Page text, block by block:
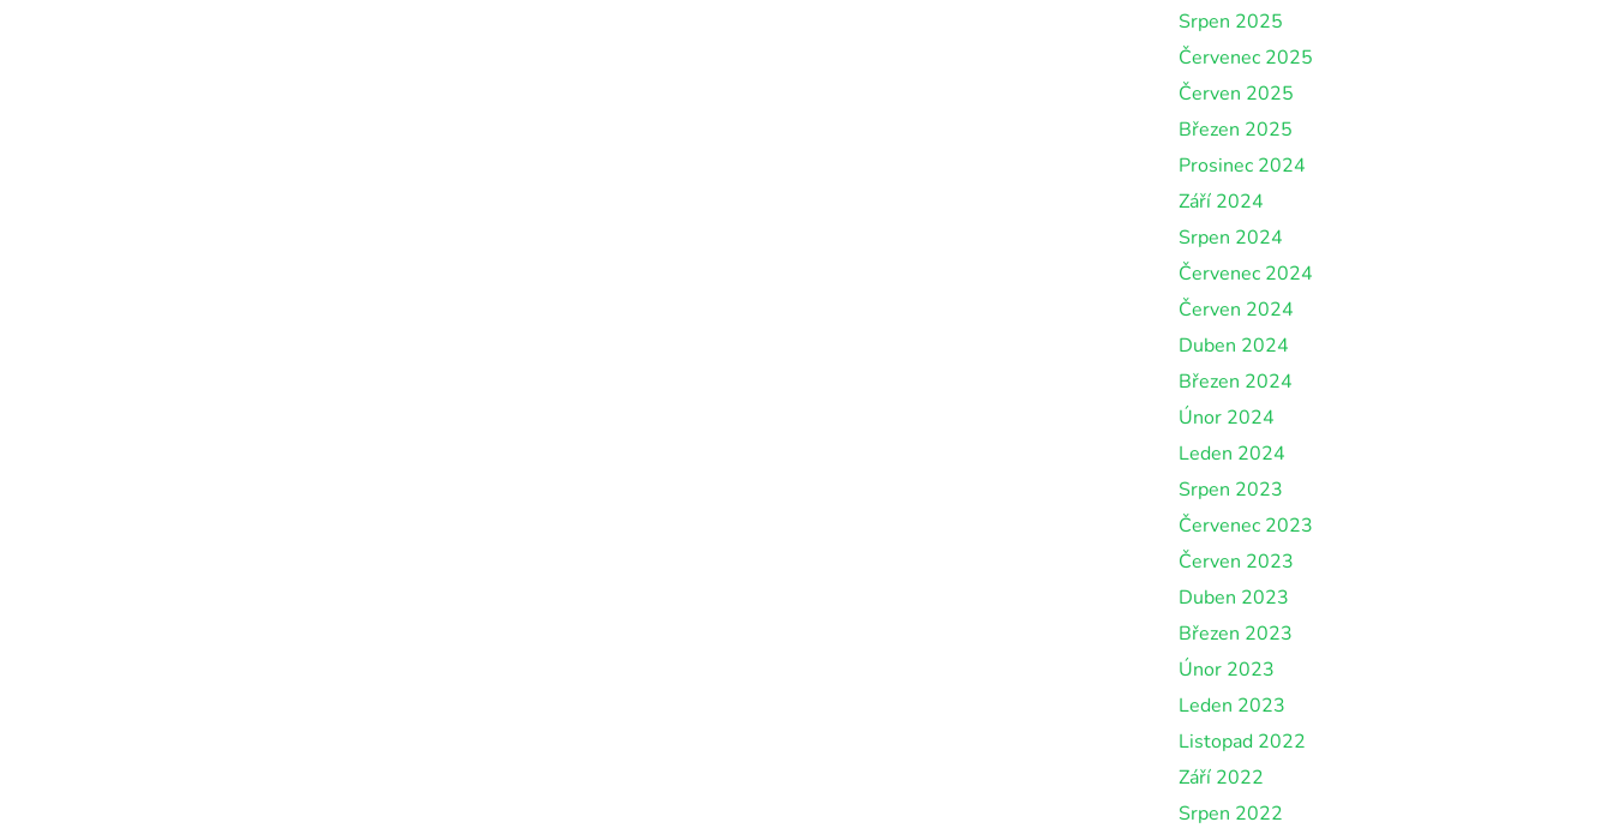
Srpen 2025
Červenec 2025
Červen 2025
Březen 2025
Prosinec 2024
Září 2024
Srpen 2024
Červenec 2024
Červen 2024
Duben 2024
Březen 2024
Únor 2024
Leden 2024
Srpen 2023
Červenec 2023
Červen 2023
Duben 2023
Březen 2023
Únor 2023
Leden 2023
Listopad 2022
Září 2022
Srpen 2022